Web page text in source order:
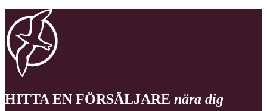
HITTA EN FÖRSÄLJARE nära dig